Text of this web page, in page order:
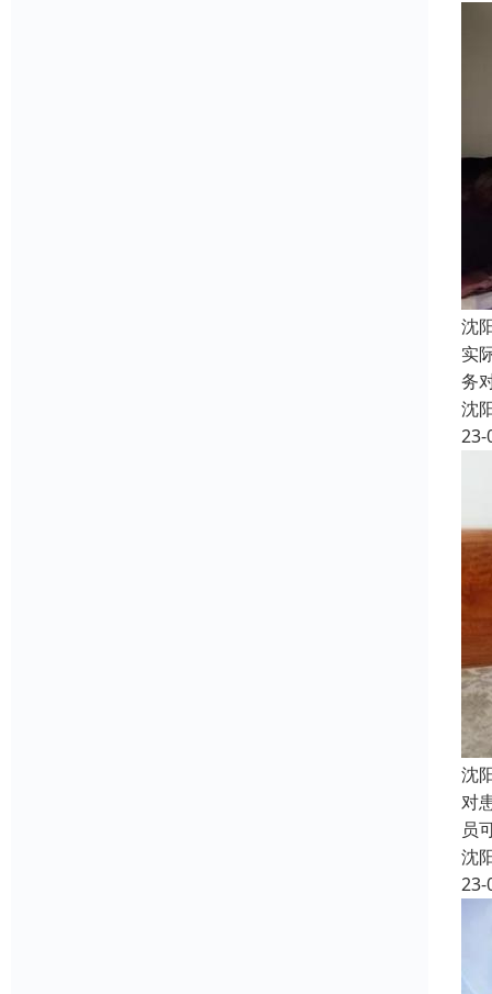
沈
实
务
沈
23-
沈
对
员
沈
23-